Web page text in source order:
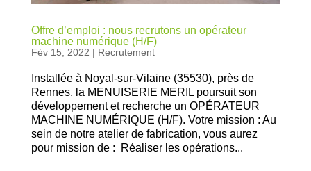
Offre d’emploi : nous recrutons un opérateur
machine numérique (H/F)
Fév 15, 2022 | Recrutement
Installée à Noyal-sur-Vilaine (35530), près de
Rennes, la MENUISERIE MERIL poursuit son
développement et recherche un OPÉRATEUR
MACHINE NUMÉRIQUE (H/F). Votre mission : Au
sein de notre atelier de fabrication, vous aurez
pour mission de : Réaliser les opérations...